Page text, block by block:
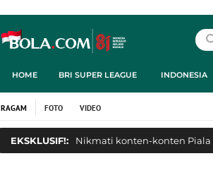
HOME BRI SUPER LEAGUE INDONESIA
RAGAM FOTO VIDEO
EKSKLUSIF!: Nikmati konten-konten Piala